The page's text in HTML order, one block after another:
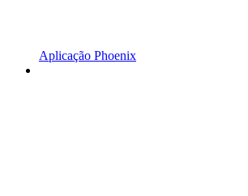
Aplicação Phoenix